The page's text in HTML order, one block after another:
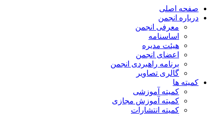
صفحه اصلی
درباره انجمن
معرفی انجمن
اساسنامه
هیئت مدیره
اعضای انجمن
برنامه راهبردی انجمن
گالری تصاویر
کمیته ها
کمیته آموزشی
کمیته آموزش مجازی
کمیته انتشارات